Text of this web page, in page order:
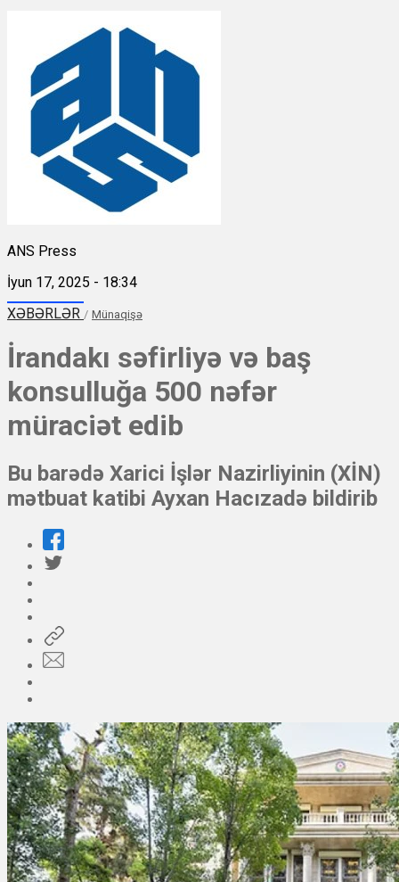
ANS Press
İyun 17, 2025 - 18:34
XƏBƏRLƏR / Münaqişə
İrandakı səfirliyə və baş
konsulluğa 500 nəfər
müraciət edib
Bu barədə Xarici İşlər Nazirliyinin (XİN)
mətbuat katibi Ayxan Hacızadə bildirib